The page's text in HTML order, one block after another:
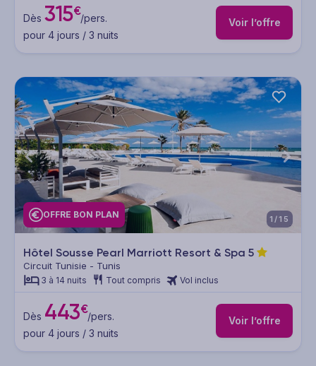
Dès 315€/pers.
pour 4 jours / 3 nuits
Voir l’offre
OFFRE BON PLAN 1/15
Hôtel Sousse Pearl Marriott Resort & Spa 5
Circuit Tunisie - Tunis
3 à 14 nuits Tout compris Vol inclus
Dès 443€/pers.
pour 4 jours / 3 nuits
Voir l’offre